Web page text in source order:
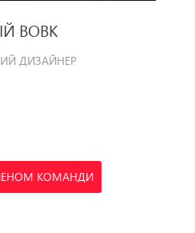
ВОВК
ДИЗАЙНЕР
КОМАНДИ